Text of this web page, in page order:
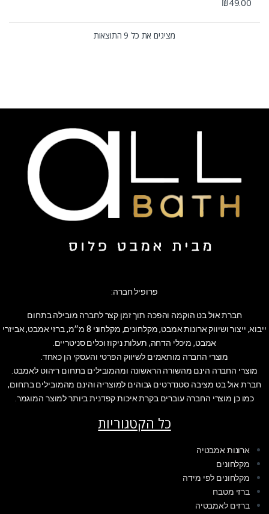
₪49.00
מציגים את כל ⁦9⁩ התוצאות
פרופיל חברה:
חברת אול בט הוקמה והפכה תוך זמן קצר לחברה מובילה בתחום
ייבוא, ייצור ושיווק ארונות אמבט, מקלחונים, מקלחוני 8 מ״מ, ברזי אמבט, אביזרי
אמבט, מיכלי הדחה, תעלות ניקוז וכלים סניטריים.
מוצרי החברה מותאמים לשיווק הפרטי והעסקי הן כאחד.
מוצרי החברה הינם מהשורה הראשונה ומהמובילים בתחום ריהוט לאמבט.
חברת אול בט מציבה סטנדרטים גבוהים למוצריה והינם מהמובילים בתחום,
כמו כן מוצרי החברה עוברים בקרת איכות קפדנית ביותר למוצר המוגמר.
כל הקטגוריות
ארונות אמבטיה
מקלחונים
מקלחונים לפי מידה
ברזי מטבח
ברזים לאמבטיה